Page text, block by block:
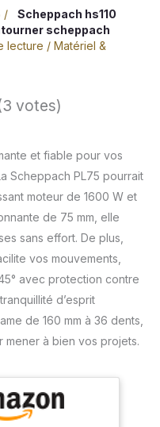
/
Scheppach hs110
scheppach
lecture / Matériel &
votes)
et fiable pour vos
Scheppach PL75 pourrait
moteur de 1600 W et
de 75 mm, elle
sans effort. De plus,
vos mouvements,
avec protection contre
d’esprit
de 160 mm à 36 dents,
mener à bien vos projets.